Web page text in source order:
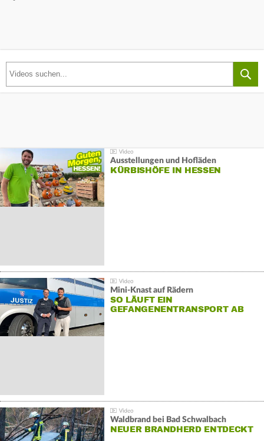
Ausstellungen und Hofläden
KÜRBISHÖFE IN HESSEN
Mini-Knast auf Rädern
SO LÄUFT EIN
GEFANGENENTRANSPORT AB
Waldbrand bei Bad Schwalbach
NEUER BRANDHERD ENTDECKT